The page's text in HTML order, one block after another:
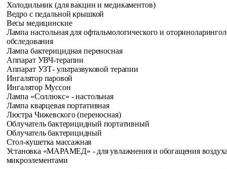
Холодильник (для вакцин и медикаментов)
Ведро с педальной крышкой
Весы медицинские
Лампа настольная для офтальмологического и
обследования
Лампа бактерицидная переносная
Аппарат УВЧ-терапии
Аппарат УЗТ- ультразвуковой терапии
Ингалятор паровой
Ингалятор Муссон
Лампа «Соллюкс» - настольная
Лампа кварцевая портативная
Люстра Чижевского (переносная)
Облучатель бактерицидный портативный
Облучатель бактерицидный
Стол-кушетка массажная
Установка «МАРАМЕД» - для увлажнения и обогащения
микроэлементами